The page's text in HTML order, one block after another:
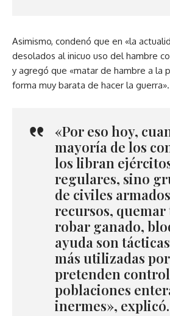
Asimismo, condenó que en «la
desolados al inicuo uso del hambre
y agregó que «matar de hambre a la
forma muy barata de hacer la guerra».
«Por eso hoy,
mayoría de los
los libran
regulares, sino
de civiles armados
recursos,
robar ganado,
ayuda son
más utilizadas
pretenden
poblaciones
inermes», explicó.